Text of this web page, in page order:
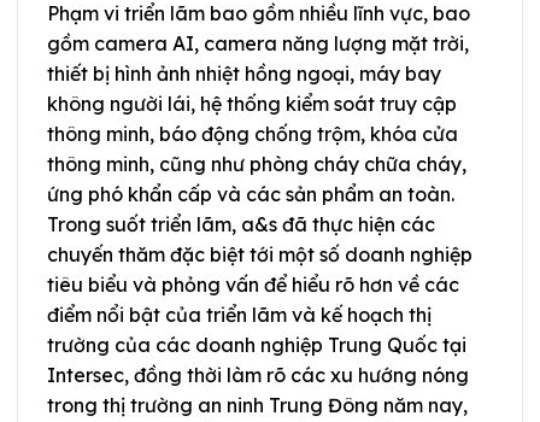
Phạm vi triển lãm bao gồm nhiều lĩnh vực, bao
gồm camera AI, camera năng lượng mặt trời,
thiết bị hình ảnh nhiệt hồng ngoại, máy bay
không người lái, hệ thống kiểm soát truy cập
thông minh, báo động chống trộm, khóa cửa
thông minh, cũng như phòng cháy chữa cháy,
ứng phó khẩn cấp và các sản phẩm an toàn.
Trong suốt triển lãm, a&s đã thực hiện các
chuyến thăm đặc biệt tới một số doanh nghiệp
tiêu biểu và phỏng vấn để hiểu rõ hơn về các
điểm nổi bật của triển lãm và kế hoạch thị
trường của các doanh nghiệp Trung Quốc tại
Intersec, đồng thời làm rõ các xu hướng nóng
trong thị trường an ninh Trung Đông năm nay,